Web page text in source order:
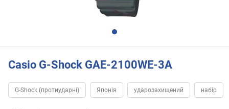
Casio G-Shock GAE-2100WE-3A
G-Shock (протиударні) Японія ударозахищений набір